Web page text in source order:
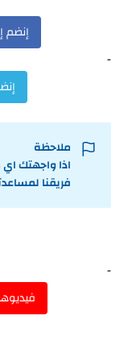
إنضم
-
ملاحظة
اذا واجهتك
فريقنا
-